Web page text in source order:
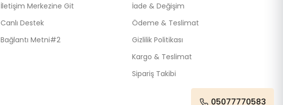
İletişim Merkezine Git
Canlı Destek
Bağlantı Metni#2
İade & Değişim
Ödeme & Teslimat
Gizlilik Politikası
Kargo & Teslimat
Sipariş Takibi
05077770583